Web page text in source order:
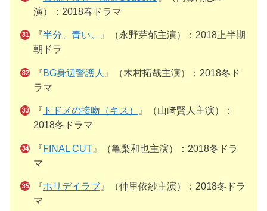
演）：2018春ドラマ
『半分、青い。
』（永野芽郁主演）：2018上半期
朝ドラ
『BG身辺警護人 』（木村拓哉主演）：2018冬ド
ラマ
『 トドメの接吻（キス）
』（山﨑賢人主演）：
2018冬ドラマ
『FINAL CUT』（亀梨和也主演）：2018冬ドラ
マ
『ホリデイラブ』（仲里依紗主演）：2018冬ドラ
マ